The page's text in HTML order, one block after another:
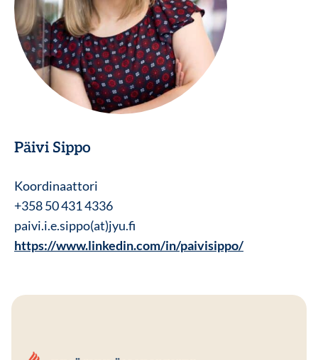
Päivi Sippo
Koordinaattori
+358 50 431 4336
paivi.i.e.sippo(at)jyu.fi
https://www.linkedin.com/in/paivisippo/